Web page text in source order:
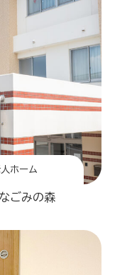
ホーム
ごみの森